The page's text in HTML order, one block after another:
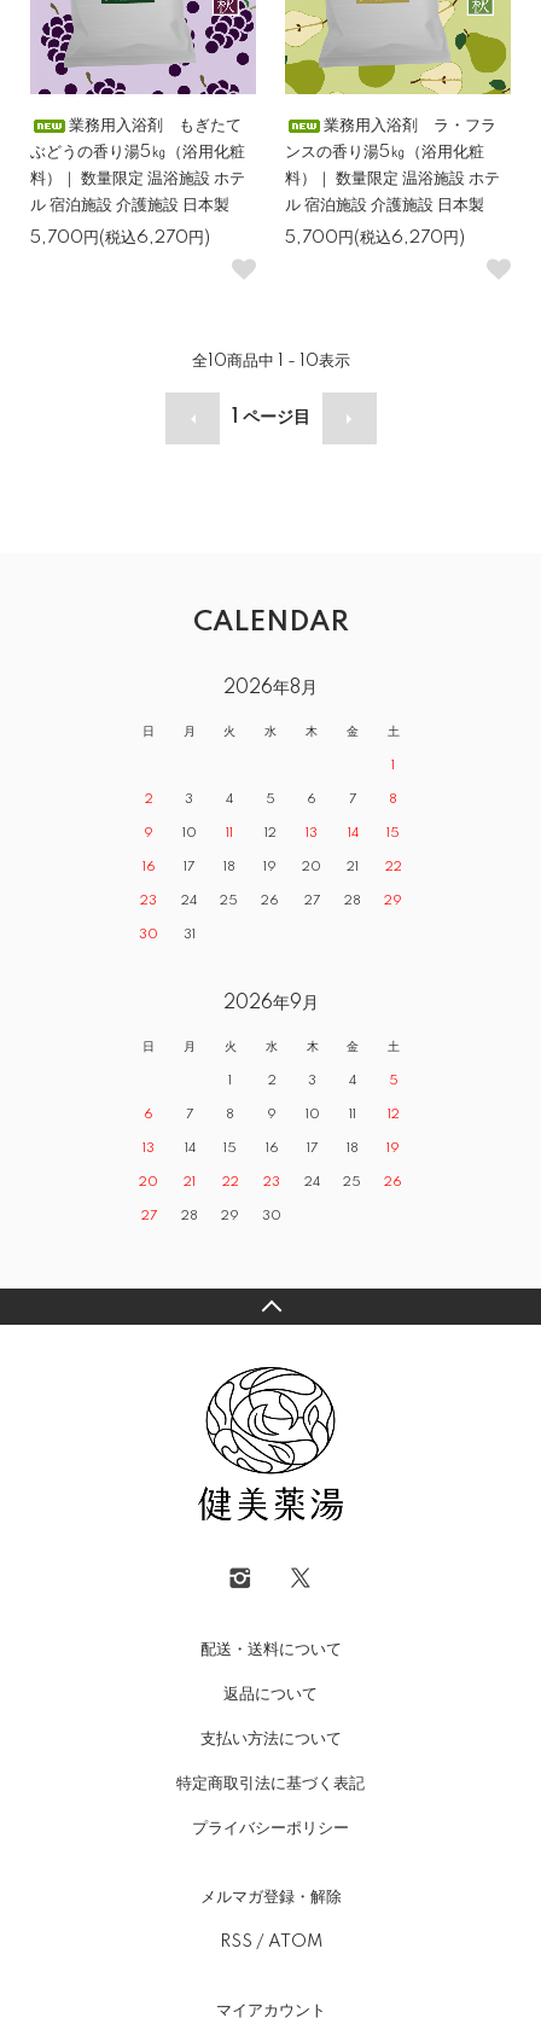
業務用入浴剤 もぎたて
ぶどうの香り湯5㎏（浴用化粧
料）｜ 数量限定 温浴施設 ホテ
ル 宿泊施設 介護施設 日本製
5,700円(税込6,270円)
業務用入浴剤 ラ・フラ
ンスの香り湯5㎏（浴用化粧
料）｜ 数量限定 温浴施設 ホテ
ル 宿泊施設 介護施設 日本製
5,700円(税込6,270円)
全10商品中 1 - 10表示
ページ目
CALENDAR
2026年8月
日 月 火 水 木 金 土
1
2 3 4 5 6 7 8
9 10 11 12 13 14 15
16 17 18 19 20 21 22
23 24 25 26 27 28 29
30 31
2026年9月
日 月 火 水 木 金 土
1 2 3 4 5
6 7 8 9 10 11 12
13 14 15 16 17 18 19
20 21 22 23 24 25 26
27 28 29 30
配送・送料について
返品について
支払い方法について
特定商取引法に基づく表記
プライバシーポリシー
メルマガ登録・解除
RSS / ATOM
マイアカウント